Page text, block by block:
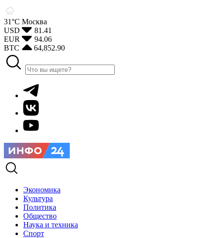
31°С Москва
USD
81.41
EUR
94.06
BTC
64,852.90
Экономика
Культура
Политика
Общество
Наука и техника
Спорт